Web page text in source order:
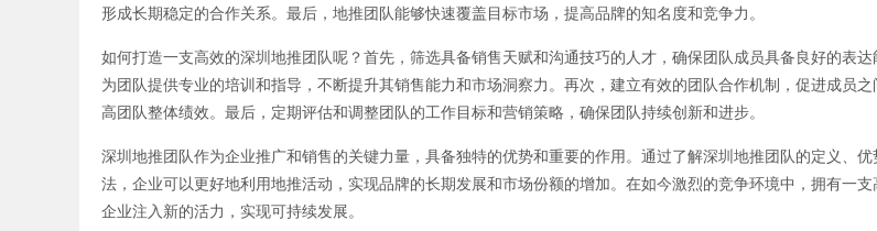
形成长期稳定的合作关系。最后，地推团队能够快速覆盖目标市场，提高品牌的知名度和竞争力。
如何打造一支高效的深圳地推团队呢？首先，筛选具备销售天赋和沟通技巧的人才，确保团队成员具备良好的表达
为团队提供专业的培训和指导，不断提升其销售能力和市场洞察力。再次，建立有效的团队合作机制，促进成员
高团队整体绩效。最后，定期评估和调整团队的工作目标和营销策略，确保团队持续创新和进步。
深圳地推团队作为企业推广和销售的关键力量，具备独特的优势和重要的作用。通过了解深圳地推团队的定义、
法，企业可以更好地利用地推活动，实现品牌的长期发展和市场份额的增加。在如今激烈的竞争环境中，拥有一
企业注入新的活力，实现可持续发展。